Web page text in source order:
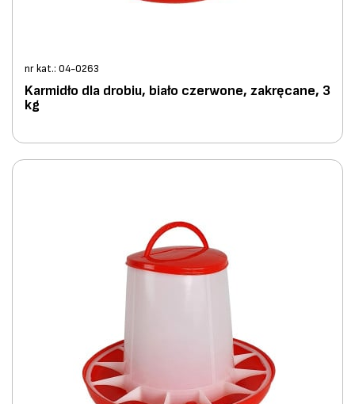
nr kat.: 04-0263
Karmidło dla drobiu, biało czerwone, zakręcane, 3
kg